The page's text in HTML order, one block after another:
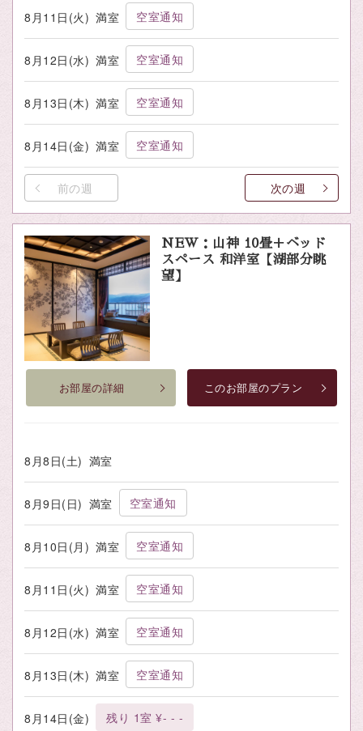
8月11日(火) 満室 空室通知
8月12日(水) 満室 空室通知
8月13日(木) 満室 空室通知
8月14日(金) 満室 空室通知
前の週 次の週
NEW：山神 10畳＋ベッド
スペース 和洋室【湖部分眺
望】
お部屋の詳細 このお部屋のプラン
8月8日(土) 満室
8月9日(日) 満室 空室通知
8月10日(月) 満室 空室通知
8月11日(火) 満室 空室通知
8月12日(水) 満室 空室通知
8月13日(木) 満室 空室通知
8月14日(金) 残り 1室 ¥- - -